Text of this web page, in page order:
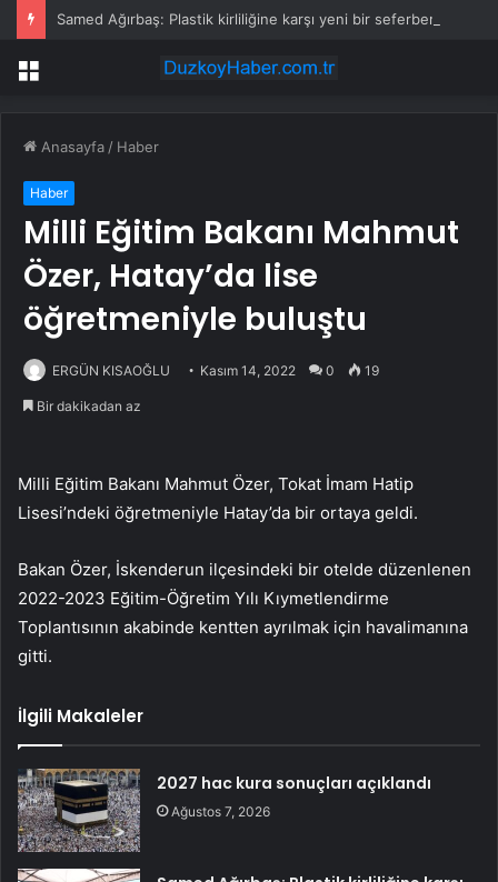
Menü
Anasayfa / Haber
Haber
Milli Eğitim Bakanı Mahmut
Özer, Hatay’da lise
öğretmeniyle buluştu
ERGÜN KISAOĞLU Kasım 14, 2022 0 19
Bir dakikadan az
Milli Eğitim Bakanı Mahmut Özer, Tokat İmam Hatip
Lisesi’ndeki öğretmeniyle Hatay’da bir ortaya geldi.
Bakan Özer, İskenderun ilçesindeki bir otelde düzenlenen
2022-2023 Eğitim-Öğretim Yılı Kıymetlendirme
Toplantısının akabinde kentten ayrılmak için havalimanına
gitti.
İlgili Makaleler
2027 hac kura sonuçları açıklandı
Ağustos 7, 2026